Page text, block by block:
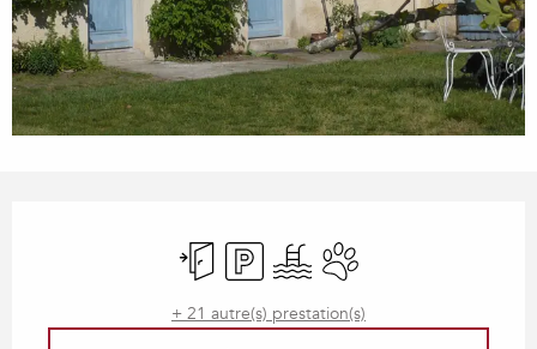
Entrée indépendante
Parking PiscineAnimaux acceptés
+ 21 autre(s) prestation(s)